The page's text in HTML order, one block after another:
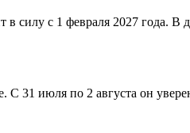
силу с 1 февраля 2027 года.
31 июля по 2 августа он